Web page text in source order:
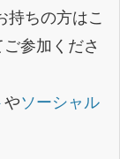
ちの方はこ
参加くださ
やソーシャル